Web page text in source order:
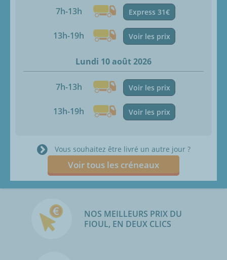
7h-13h Express 31€
13h-19h Voir les prix
Lundi 10 août 2026
7h-13h Voir les prix
13h-19h Voir les prix
Vous souhaitez être livré un autre jour ?
Voir tous les créneaux
NOS MEILLEURS PRIX DU
FIOUL, EN DEUX CLICS